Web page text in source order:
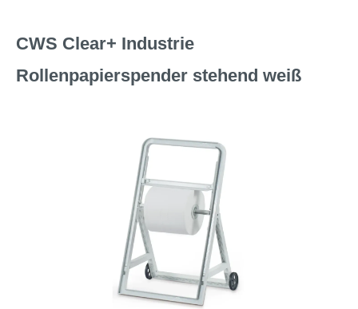
CWS Clear+ Industrie
Rollenpapierspender stehend weiß
Bildergalerie überspringen